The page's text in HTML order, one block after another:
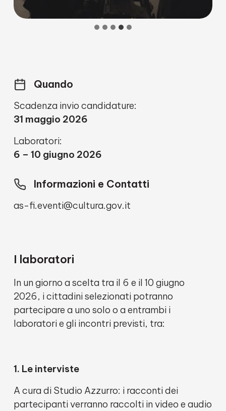
Quando
Scadenza invio candidature:
31 maggio 2026
Laboratori:
6 – 10 giugno 2026
Informazioni e Contatti
as-fi.eventi@cultura.gov.it
I laboratori
In un giorno a scelta tra il 6 e il 10 giugno
2026, i cittadini selezionati potranno
partecipare a uno solo o a entrambi i
laboratori e gli incontri previsti, tra:
1. Le interviste
A cura di Studio Azzurro: i racconti dei
partecipanti verranno raccolti in video e audio